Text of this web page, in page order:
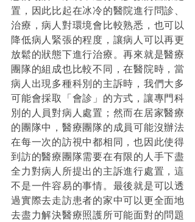
置，因此比起在冰冷的醫院進行問診、
治療，病人對環境會比較熟悉，也可以
降低病人緊張的程度，讓病人可以再更
放鬆的狀態下進行治療。再來就是醫療
團隊的組成也比較不同，在醫院時，當
病人出現多種科別的主訴時，我們大多
可能會採取「會診」的方式，讓專門科
別的人員對病人處置；然而在居家醫療
的團隊中，醫療團隊的成員可能沒辦法
在每一次的訪視中都相同，也因此使得
到訪的醫療團隊需要在有限的人手下盡
全力對病人所提出的主訴進行處置，這
不是一件容易的事情。最後就是可以透
過實際去走訪患者的家中可以更全面地
去盡力解決醫療照護所可能面對的問題